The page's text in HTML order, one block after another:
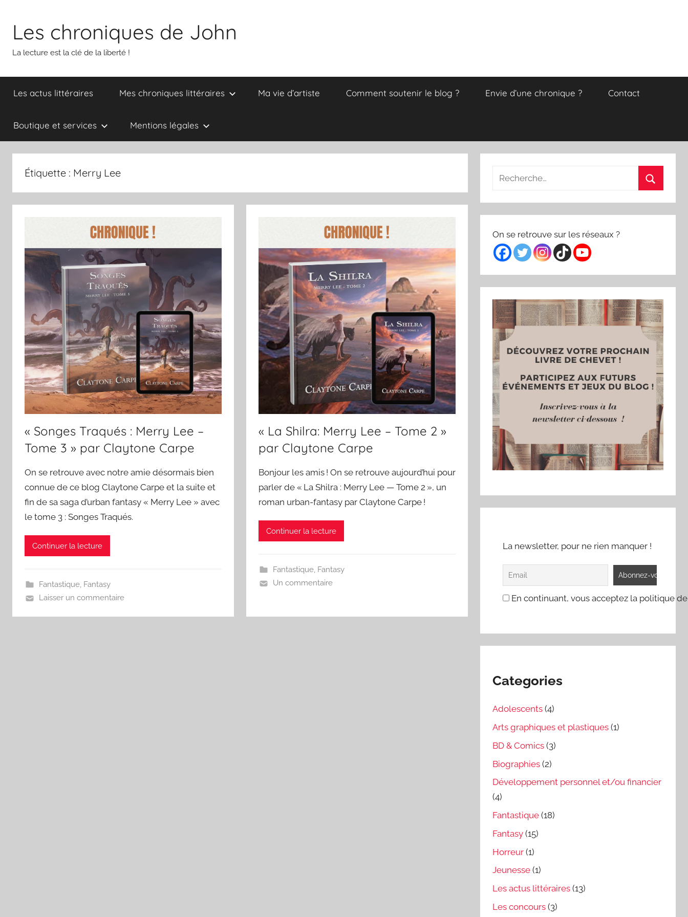
contenu
Les chroniques de John
La lecture est la clé de la liberté !
Les actus littéraires Mes chroniques littéraires Ma vie d’artiste Comment soutenir le blog ? Envie d’une chronique ? Contact
Boutique et services Mentions légales
Étiquette : Merry Lee
« Songes Traqués : Merry Lee –
Tome 3 » par Claytone Carpe
On se retrouve avec notre amie désormais bien
connue de ce blog Claytone Carpe et la suite et
fin de sa saga d’urban fantasy « Merry Lee » avec
le tome 3 : Songes Traqués.
Continuer la lecture
Fantastique, Fantasy
Laisser un commentaire
« La Shilra: Merry Lee – Tome 2 »
par Claytone Carpe
Bonjour les amis ! On se retrouve aujourd’hui pour
parler de « La Shilra : Merry Lee — Tome 2 », un
roman urban-fantasy par Claytone Carpe !
Continuer la lecture
Fantastique, Fantasy
Un commentaire
Recherche
:
On se retrouve sur les réseaux ?
La newsletter, pour ne rien manquer !
En continuant, vous acceptez la politique
Categories
Adolescents (4)
Arts graphiques et plastiques (1)
BD & Comics (3)
Biographies (2)
Développement personnel et/ou financier
(4)
Fantastique (18)
Fantasy (15)
Horreur (1)
Jeunesse (1)
Les actus littéraires (13)
Les concours (3)